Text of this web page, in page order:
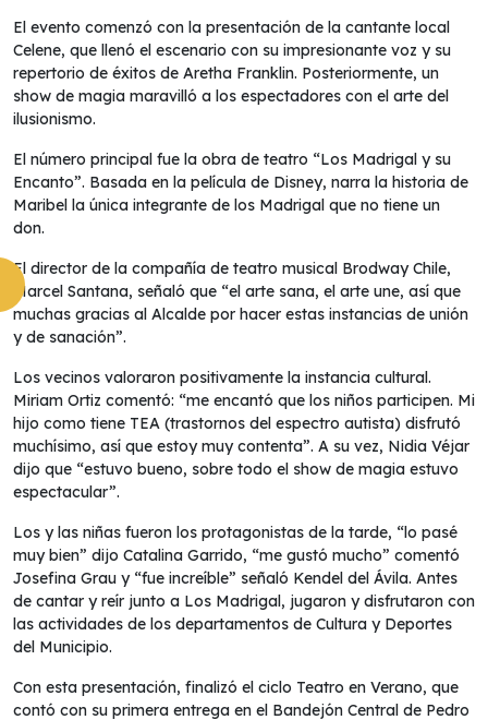
El evento comenzó con la presentación de la cantante local
Celene, que llenó el escenario con su impresionante voz y su
repertorio de éxitos de Aretha Franklin. Posteriormente, un
show de magia maravilló a los espectadores con el arte del
ilusionismo.
El número principal fue la obra de teatro “Los Madrigal y su
Encanto”. Basada en la película de Disney, narra la historia de
Maribel la única integrante de los Madrigal que no tiene un
don.
El director de la compañía de teatro musical Brodway Chile,
Marcel Santana, señaló que “el arte sana, el arte une, así que
muchas gracias al Alcalde por hacer estas instancias de unión
y de sanación”.
Los vecinos valoraron positivamente la instancia cultural.
Miriam Ortiz comentó: “me encantó que los niños participen. Mi
hijo como tiene TEA (trastornos del espectro autista) disfrutó
muchísimo, así que estoy muy contenta”. A su vez, Nidia Véjar
dijo que “estuvo bueno, sobre todo el show de magia estuvo
espectacular”.
Los y las niñas fueron los protagonistas de la tarde, “lo pasé
muy bien” dijo Catalina Garrido, “me gustó mucho” comentó
Josefina Grau y “fue increíble” señaló Kendel del Ávila. Antes
de cantar y reír junto a Los Madrigal, jugaron y disfrutaron con
las actividades de los departamentos de Cultura y Deportes
del Municipio.
Con esta presentación, finalizó el ciclo Teatro en Verano, que
contó con su primera entrega en el Bandejón Central de Pedro